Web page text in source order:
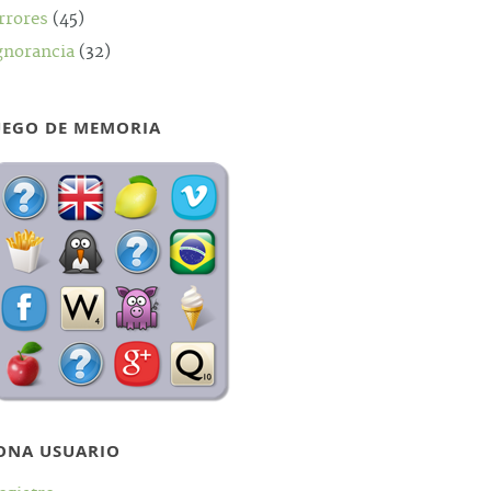
(45)
(32)
DE MEMORIA
USUARIO